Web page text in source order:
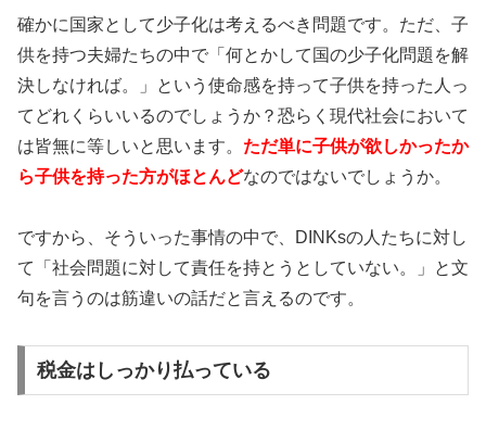
確かに国家として少子化は考えるべき問題です。ただ、子
供を持つ夫婦たちの中で「何とかして国の少子化問題を解
決しなければ。」という使命感を持って子供を持った人っ
てどれくらいいるのでしょうか？恐らく現代社会において
は皆無に等しいと思います。 ただ単に子供が欲しかったか
ら子供を持った方がほとんどなのではないでしょうか。
ですから、そういった事情の中で、DINKsの人たちに対し
て「社会問題に対して責任を持とうとしていない。」と文
句を言うのは筋違いの話だと言えるのです。
税金はしっかり払っている